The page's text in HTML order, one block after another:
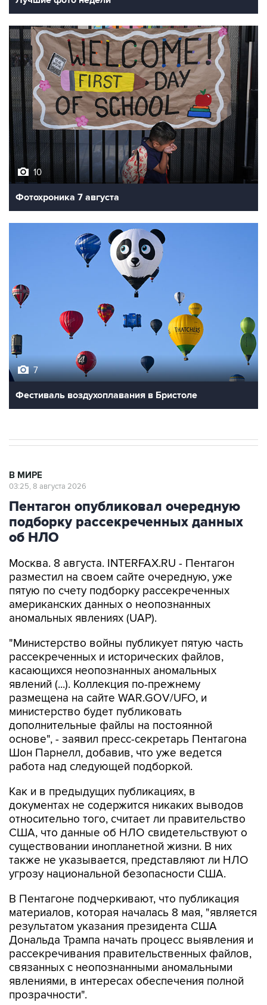
10
Фотохроника 7 августа
Фестиваль воздухоплавания в Бристоле
Пентагон опубликовал очередную
подборку рассекреченных данных
об НЛО
Москва. 8 августа. INTERFAX.RU - Пентагон
пятую по счету подборку рассекреченных
американских данных о неопознанных
аномальных явлениях (UAP).
"Министерство войны публикует пятую часть
касающихся неопознанных аномальных
явлений (...). Коллекция по-прежнему
размещена на сайте WAR.GOV/UFO, и
министерство будет публиковать
дополнительные файлы на постоянной
основе", - заявил пресс-секретарь Пентагона
Шон Парнелл, добавив, что уже ведется
работа над следующей подборкой.
Как и в предыдущих публикациях, в
относительно того, считает ли правительство
США, что данные об НЛО свидетельствуют о
существовании инопланетной жизни. В них
также не указывается, представляют ли НЛО
угрозу национальной безопасности США.
В Пентагоне подчеркивают, что публикация
результатом указания президента США
Дональда Трампа начать процесс выявления и
рассекречивания правительственных файлов,
связанных с неопознанными аномальными
явлениями, в интересах обеспечения полной
прозрачности".
Пентагон США